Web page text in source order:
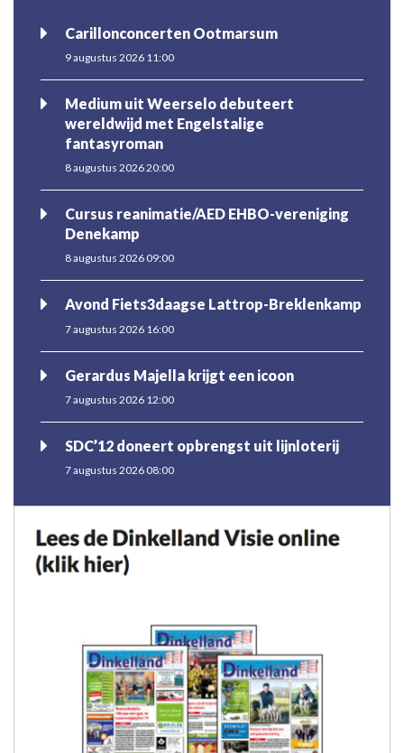
Carillonconcerten Ootmarsum
9 augustus 2026 11:00
Medium uit Weerselo debuteert
wereldwijd met Engelstalige
fantasyroman
8 augustus 2026 20:00
Cursus reanimatie/AED EHBO-vereniging
Denekamp
8 augustus 2026 09:00
Avond Fiets3daagse Lattrop-Breklenkamp
7 augustus 2026 16:00
Gerardus Majella krijgt een icoon
7 augustus 2026 12:00
SDC’12 doneert opbrengst uit lijnloterij
7 augustus 2026 08:00